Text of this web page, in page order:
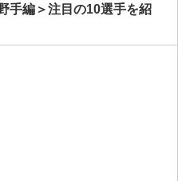
手編＞注目の10選手を紹